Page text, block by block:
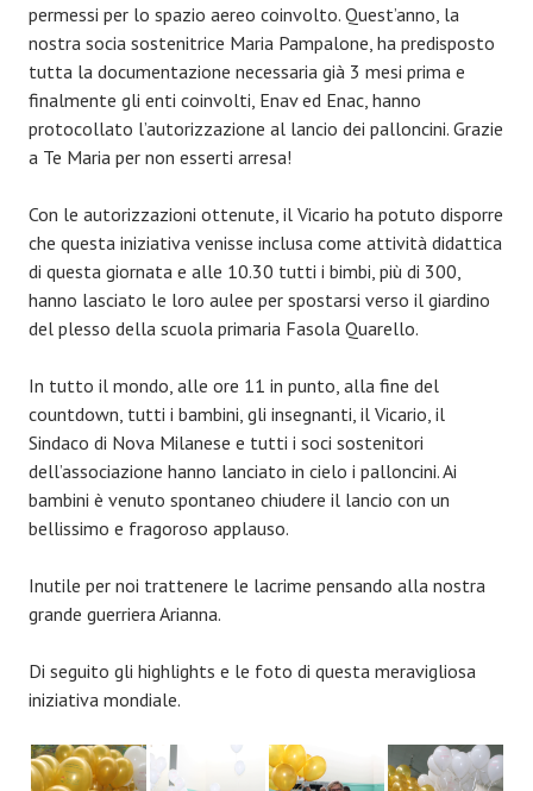
permessi per lo spazio aereo coinvolto. Quest’anno, la
nostra socia sostenitrice Maria Pampalone, ha predisposto
tutta la documentazione necessaria già 3 mesi prima e
finalmente gli enti coinvolti, Enav ed Enac, hanno
protocollato l’autorizzazione al lancio dei palloncini. Grazie
a Te Maria per non esserti arresa!
Con le autorizzazioni ottenute, il Vicario ha potuto disporre
che questa iniziativa venisse inclusa come attività didattica
di questa giornata e alle 10.30 tutti i bimbi, più di 300,
hanno lasciato le loro aulee per spostarsi verso il giardino
del plesso della scuola primaria Fasola Quarello.
In tutto il mondo, alle ore 11 in punto, alla fine del
countdown, tutti i bambini, gli insegnanti, il Vicario, il
Sindaco di Nova Milanese e tutti i soci sostenitori
dell’associazione hanno lanciato in cielo i palloncini. Ai
bambini è venuto spontaneo chiudere il lancio con un
bellissimo e fragoroso applauso.
Inutile per noi trattenere le lacrime pensando alla nostra
grande guerriera Arianna.
Di seguito gli highlights e le foto di questa meravigliosa
iniziativa mondiale.